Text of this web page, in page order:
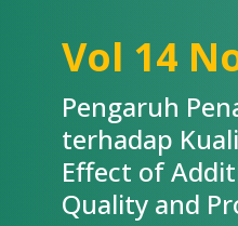
Vol 14
Pengaruh
terhadap
Effect of
Quality and